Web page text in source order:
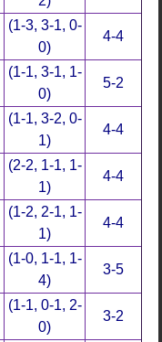
(1-3, 3-1, 0-
0)
4-4
(1-1, 3-1, 1-
0)
5-2
(1-1, 3-2, 0-
1)
4-4
(2-2, 1-1, 1-
1)
4-4
(1-2, 2-1, 1-
1)
4-4
(1-0, 1-1, 1-
4)
3-5
(1-1, 0-1, 2-
0)
3-2